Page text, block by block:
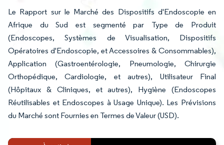
Le Rapport sur le Marché des Dispositifs d'Endoscopie en
Afrique du Sud est segmenté par Type de Produit
(Endoscopes, Systèmes de Visualisation, Dispositifs
Opératoires d'Endoscopie, et Accessoires & Consommables),
Application (Gastroentérologie, Pneumologie, Chirurgie
Orthopédique, Cardiologie, et autres), Utilisateur Final
(Hôpitaux & Cliniques, et autres), Hygiène (Endoscopes
Réutilisables et Endoscopes à Usage Unique). Les Prévisions
du Marché sont Fournies en Termes de Valeur (USD).